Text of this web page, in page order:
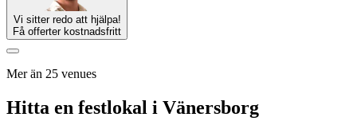
Vi sitter redo att hjälpa!
Få offerter kostnadsfritt
Mer än 25 venues
Hitta en festlokal i Vänersborg